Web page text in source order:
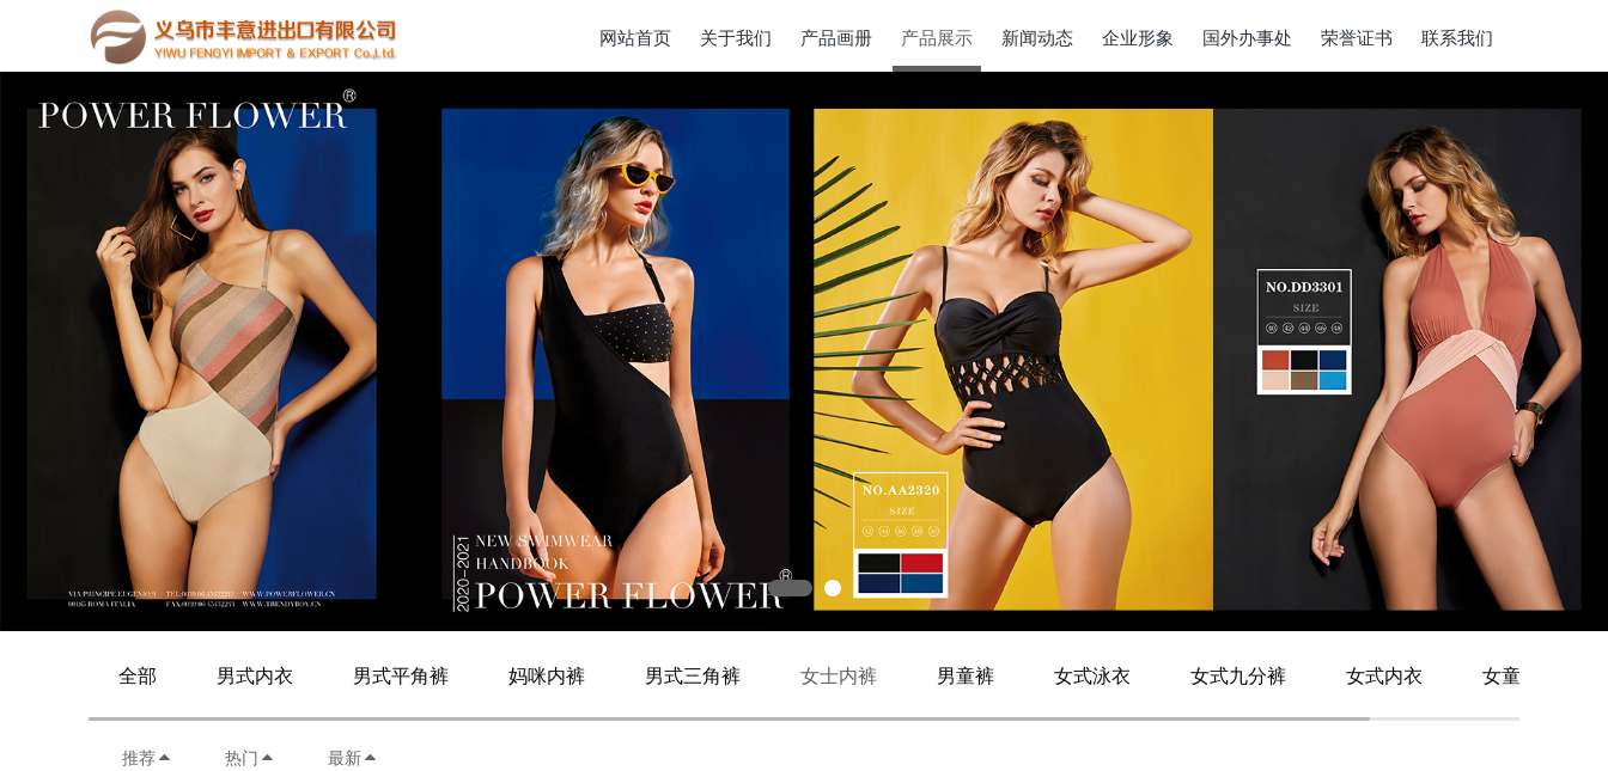
网站首页 关于我们 产品画册 产品展示 新闻动态 企业形象 国外办事处 荣誉证书 联系我们
全部 男式内衣 男式平角裤 妈咪内裤 男式三角裤 女士内裤 男童裤 女式泳衣 女式九分裤 女式内衣 女童内衣
推荐 热门 最新